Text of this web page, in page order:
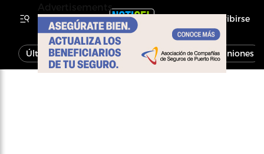
Inscribirse
Última Hora Noticias Economía Opiniones
Advertisements